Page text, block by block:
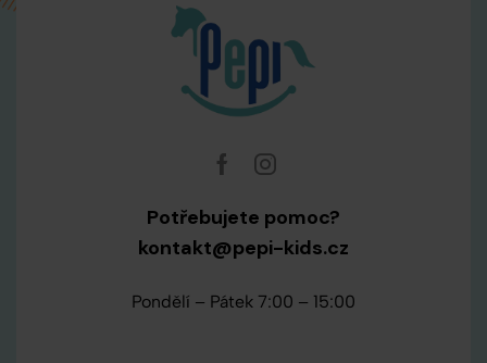
Potřebujete pomoc?
kontakt@pepi-kids.cz
Pondělí – Pátek 7:00 – 15:00